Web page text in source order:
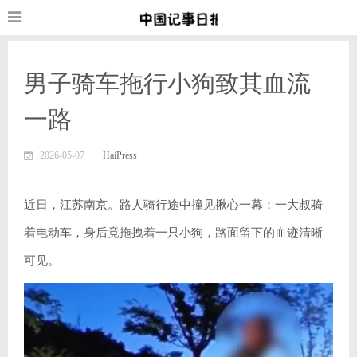
男子骑车拖行小狗致其血流
一路
2026-05-07 HaiPress
近日，江苏南京。路人骑行途中撞见揪心一幕：一大叔骑
着电动车，身后竟拖拽着一只小狗，路面留下的血迹清晰
可见。